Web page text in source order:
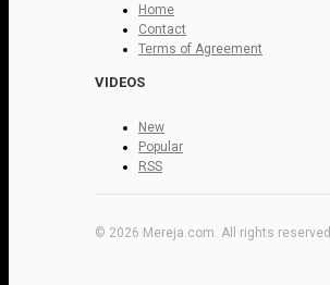
Home
Contact
Terms of Agreement
VIDEOS
New
Popular
RSS
© 2026 Mereja.com. All rights reserved